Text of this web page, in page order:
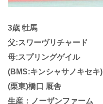
3歳 牡馬
父:スワーヴリチャード
母:スプリングゲイル
(BMS:キンシャサノキセキ)
(栗東)橋口 厩舎
生産：ノーザンファーム